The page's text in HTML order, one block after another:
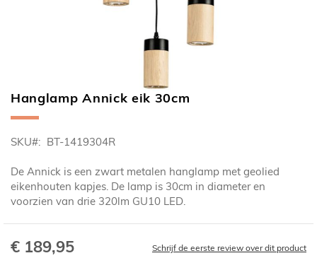
Ga
naar
begin
de
afbeeldingen-
gallerij
Hanglamp Annick eik 30cm
SKU BT-1419304R
De Annick is een zwart metalen hanglamp met geolied
eikenhouten kapjes. De lamp is 30cm in diameter en
voorzien van drie 320lm GU10 LED.
€ 189,95 Schrijf de eerste review over dit product